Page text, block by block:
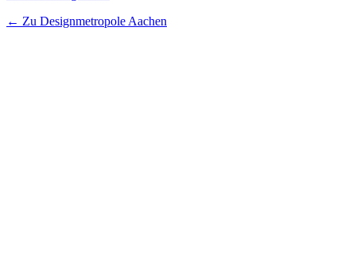
← Zu Designmetropole Aachen